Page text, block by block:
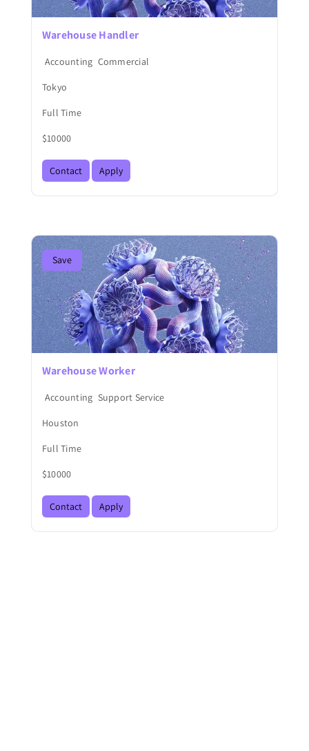
Warehouse Handler
Accounting Commercial
Tokyo
Full Time
$10000
Contact Apply
Save
Warehouse Worker
Accounting Support Service
Houston
Full Time
$10000
Contact Apply